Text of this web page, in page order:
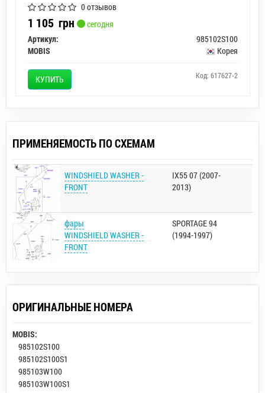
0 отзывов
1 105 грн
сегодня
Артикул:
985102S100
MOBIS
Корея
КУПИТЬ Код: 617627-2
ПРИМЕНЯЕМОСТЬ ПО СХЕМАМ
WINDSHIELD WASHER -
FRONT
IX55 07 (2007-
2013)
фары
WINDSHIELD WASHER -
FRONT
SPORTAGE 94
(1994-1997)
ОРИГИНАЛЬНЫЕ НОМЕРА
MOBIS:
985102S100
985102S100S1
985103W100
985103W100S1